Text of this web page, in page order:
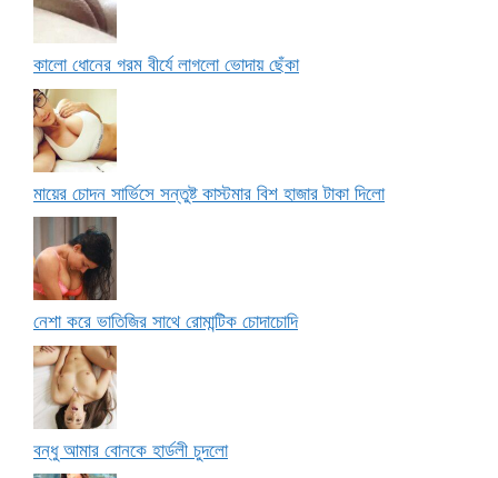
কালো ধোনের গরম বীর্যে লাগলো ভোদায় ছেঁকা
মায়ের চোদন সার্ভিসে সন্তুষ্ট কাস্টমার বিশ হাজার টাকা দিলো
নেশা করে ভাতিজির সাথে রোমান্টিক চোদাচোদি
বন্ধু আমার বোনকে হার্ডলী চুদলো